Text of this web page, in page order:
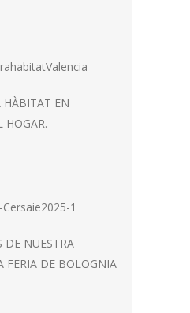
HÀBITAT EN
HOGAR.
DE NUESTRA
FERIA DE BOLOGNIA